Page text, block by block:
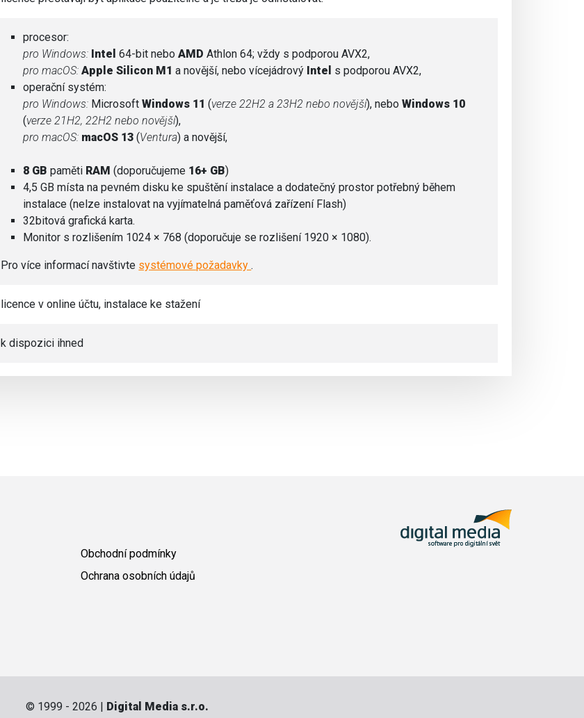
procesor:
pro Windows: Intel 64-bit neboAMD Athlon 64; vždy s podporou AVX2,
pro macOS: Apple Silicon M1 a novější, nebo vícejádrový Intel s podporou AVX2,
operační systém:
pro Windows: Microsoft Windows 11 (verze 22H2 a 23H2 nebo novější), neboWindows 10
(verze 21H2, 22H2 nebo novější),
pro macOS: macOS 13 (Ventura) a novější,
8 GB paměti RAM (doporučujeme 16+ GB)
4,5 GB místa na pevném disku ke spuštění instalace a dodatečný prostor potřebný během
instalace (nelze instalovat na vyjímatelná paměťová zařízení Flash)
32bitová grafická karta.
Monitor s rozlišením 1024 × 768 (doporučuje se rozlišení 1920 × 1080).
Pro více informací navštivte systémové požadavky.
licence v online účtu, instalace ke stažení
k dispozici ihned
Obchodní podmínky
Ochrana osobních údajů
© 1999 - 2026 | Digital Media s.r.o.